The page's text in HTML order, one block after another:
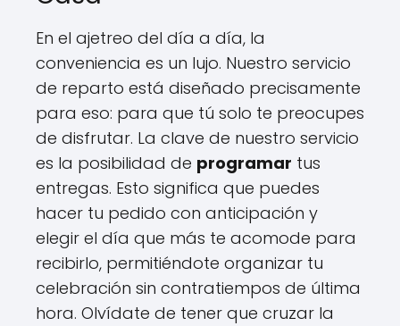
En el ajetreo del día a día, la
conveniencia es un lujo. Nuestro servicio
de reparto está diseñado precisamente
para eso: para que tú solo te preocupes
de disfrutar. La clave de nuestro servicio
es la posibilidad de programar tus
entregas. Esto significa que puedes
hacer tu pedido con anticipación y
elegir el día que más te acomode para
recibirlo, permitiéndote organizar tu
celebración sin contratiempos de última
hora. Olvídate de tener que cruzar la